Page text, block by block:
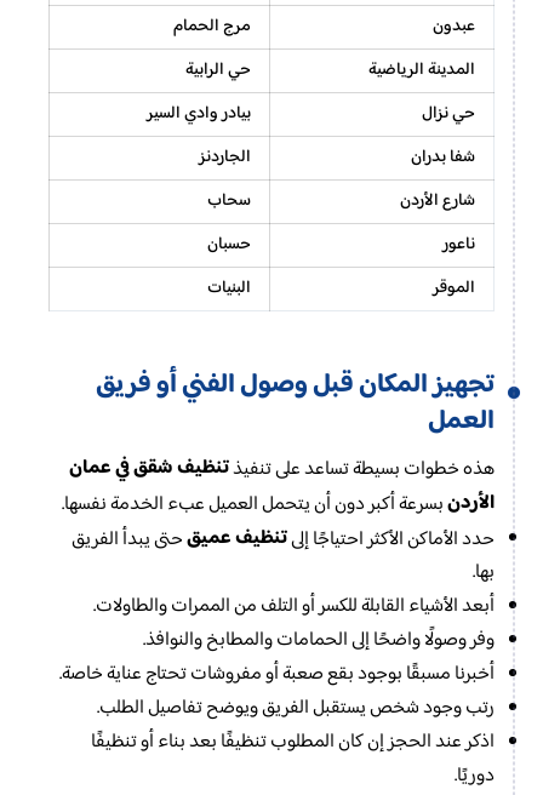
عبدون
مرج الحمام
المدينة الرياضية
حي الرابية
حي نزال
بيادر وادي السير
شفا بدران
الجاردنز
شارع الأردن
سحاب
ناعور
حسبان
الموقر
البنيات
تجهيز المكان قبل وصول الفني أو فريق
العمل
هذه خطوات بسيطة تساعد على تنفيذتنظيف شقق في عمان
الأردنبسرعة أكبر دون أن يتحمل العميل عبء الخدمة نفسها.
حدد الأماكن الأكثر احتياجًا إلىتنظيف عميقحتى يبدأ الفريق
بها.
أبعد الأشياء القابلة للكسر أو التلف من الممرات والطاولات.
وفر وصولًا واضحًا إلى الحمامات والمطابخ والنوافذ.
أخبرنا مسبقًا بوجود بقع صعبة أو مفروشات تحتاج عناية خاصة.
رتب وجود شخص يستقبل الفريق ويوضح تفاصيل الطلب.
اذكر عند الحجز إن كان المطلوب تنظيفًا بعد بناء أو تنظيفًا
دوريًا.